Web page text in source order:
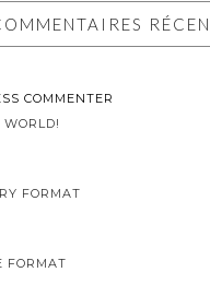
COMMENTER
WORLD!
FORMAT
FORMAT